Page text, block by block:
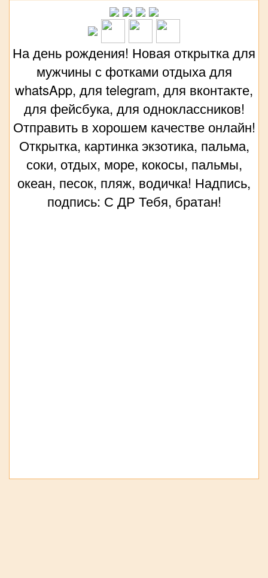
На день рождения! Новая открытка для
мужчины с фотками отдыха для
whatsApp, для telegram, для вконтакте,
для фейсбука, для одноклассников!
Отправить в хорошем качестве онлайн!
Открытка, картинка экзотика, пальма,
соки, отдых, море, кокосы, пальмы,
океан, песок, пляж, водичка! Надпись,
подпись: С ДР Тебя, братан!